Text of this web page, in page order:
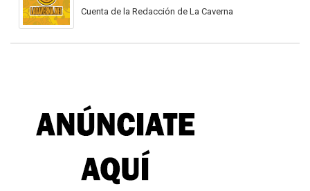
Cuenta de la Redacción de La Caverna